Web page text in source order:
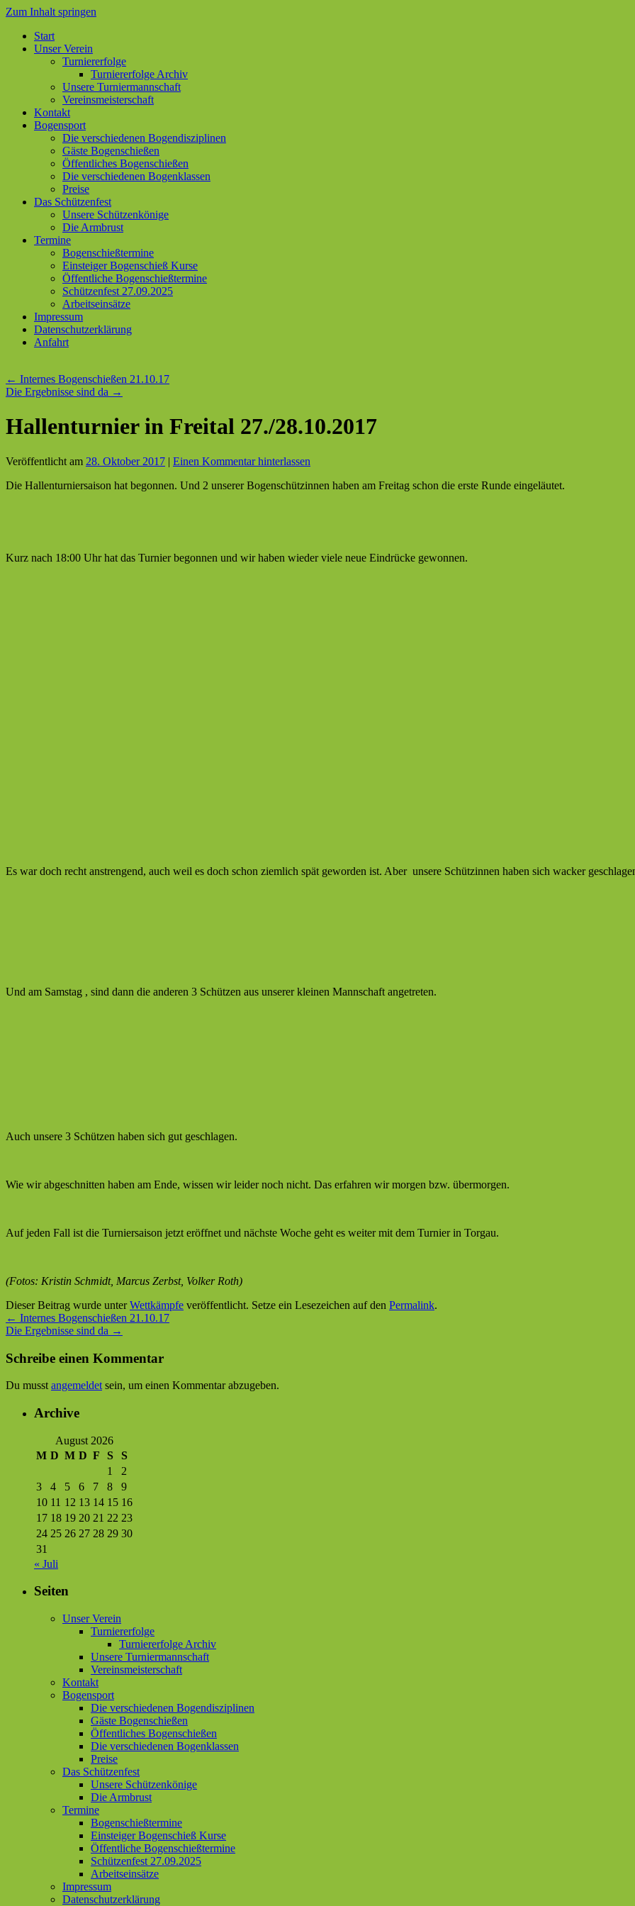
Zum Inhalt springen
Start
Unser Verein
Turniererfolge
Turniererfolge Archiv
Unsere Turniermannschaft
Vereinsmeisterschaft
Kontakt
Bogensport
Die verschiedenen Bogendisziplinen
Gäste Bogenschießen
Öffentliches Bogenschießen
Die verschiedenen Bogenklassen
Preise
Das Schützenfest
Unsere Schützenkönige
Die Armbrust
Termine
Bogenschießtermine
Einsteiger Bogenschieß Kurse
Öffentliche Bogenschießtermine
Schützenfest 27.09.2025
Arbeitseinsätze
Impressum
Datenschutzerklärung
Anfahrt
← Internes Bogenschießen 21.10.17
Die Ergebnisse sind da →
Hallenturnier in Freital 27./28.10.2017
Veröffentlicht am 28. Oktober 2017 | Einen Kommentar hinterlassen
Die Hallenturniersaison hat begonnen. Und 2 unserer Bogenschützinnen haben am Freitag schon die erste Runde eingeläutet.
Kurz nach 18:00 Uhr hat das Turnier begonnen und wir haben wieder viele neue Eindrücke gewonnen.
Es war doch recht anstrengend, auch weil es doch schon ziemlich spät geworden ist. Aber unsere Schützinnen haben sich wacker
Und am Samstag , sind dann die anderen 3 Schützen aus unserer kleinen Mannschaft angetreten.
Auch unsere 3 Schützen haben sich gut geschlagen.
Wie wir abgeschnitten haben am Ende, wissen wir leider noch nicht. Das erfahren wir morgen bzw. übermorgen.
Auf jeden Fall ist die Turniersaison jetzt eröffnet und nächste Woche geht es weiter mit dem Turnier in Torgau.
(Fotos: Kristin Schmidt, Marcus Zerbst, Volker Roth)
Dieser Beitrag wurde unterWettkämpfe veröffentlicht. Setze ein Lesezeichen auf den Permalink.
← Internes Bogenschießen 21.10.17
Die Ergebnisse sind da →
Schreibe einen Kommentar
Du musst angemeldet sein, um einen Kommentar abzugeben.
Archive
August 2026
M D M D F S
S
1
2
3
4 5 6 7 8
9
10 11 12 13 14 15 16
17 18 19 20 21 22 23
24 25 26 27 28 29 30
31
« Juli
Seiten
Unser Verein
Turniererfolge
Turniererfolge Archiv
Unsere Turniermannschaft
Vereinsmeisterschaft
Kontakt
Bogensport
Die verschiedenen Bogendisziplinen
Gäste Bogenschießen
Öffentliches Bogenschießen
Die verschiedenen Bogenklassen
Preise
Das Schützenfest
Unsere Schützenkönige
Die Armbrust
Termine
Bogenschießtermine
Einsteiger Bogenschieß Kurse
Öffentliche Bogenschießtermine
Schützenfest 27.09.2025
Arbeitseinsätze
Impressum
Datenschutzerklärung